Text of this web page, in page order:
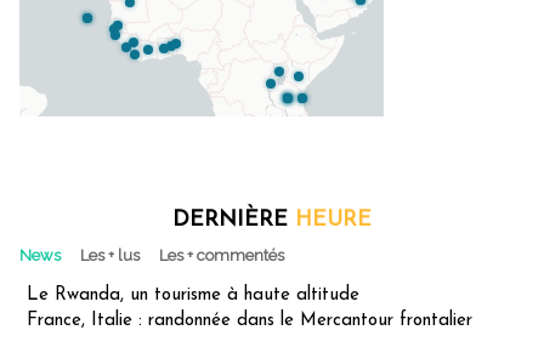
DERNIÈRE HEURE
News Les + lus Les + commentés
Le Rwanda, un tourisme à haute altitude
France, Italie : randonnée dans le Mercantour frontalier